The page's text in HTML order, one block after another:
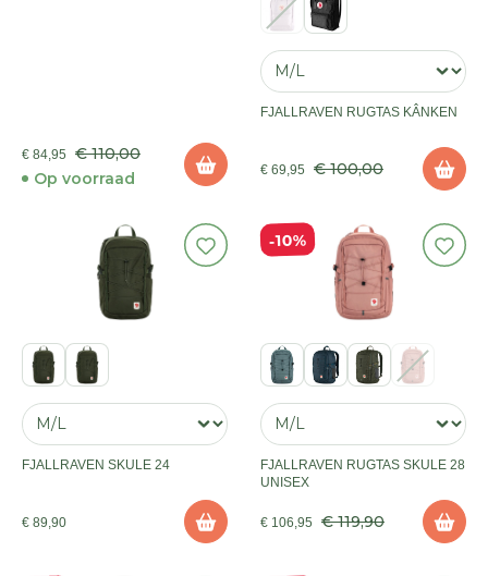
€ 84,95
€ 110,00
Op voorraad
FJALLRAVEN RUGTAS KÂNKEN
€ 69,95 € 100,00
FJALLRAVEN SKULE 24
€ 89,90
10%
FJALLRAVEN RUGTAS SKULE 28
UNISEX
€ 106,95 € 119,90